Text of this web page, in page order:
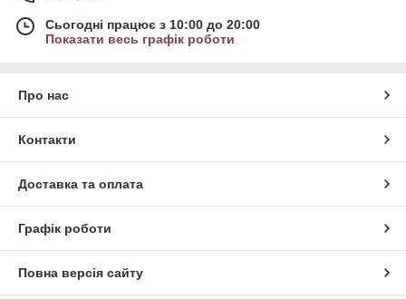
Сьогодні працює з 10:00 до 20:00
Показати весь графік роботи
Про нас
Контакти
Доставка та оплата
Графік роботи
Повна версія сайту